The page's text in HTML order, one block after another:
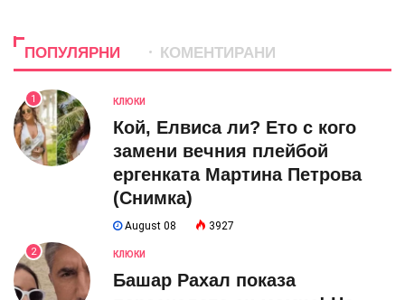
ПОПУЛЯРНИ КОМЕНТИРАНИ
1 КЛЮКИ
Кой, Елвиса ли? Ето с кого
замени вечния плейбой
ергенката Мартина Петрова
(Снимка)
August 08 3927
2 КЛЮКИ
Башар Рахал показа